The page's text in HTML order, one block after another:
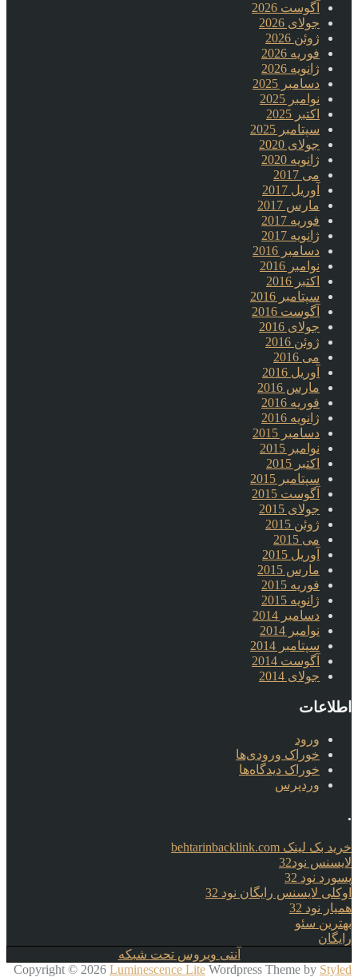
آگوست 2026
جولای 2026
ژوئن 2026
فوریه 2026
ژانویه 2026
دسامبر 2025
نوامبر 2025
اکتبر 2025
سپتامبر 2025
جولای 2020
ژانویه 2020
می 2017
آوریل 2017
مارس 2017
فوریه 2017
ژانویه 2017
دسامبر 2016
نوامبر 2016
اکتبر 2016
سپتامبر 2016
آگوست 2016
جولای 2016
ژوئن 2016
می 2016
آوریل 2016
مارس 2016
فوریه 2016
ژانویه 2016
دسامبر 2015
نوامبر 2015
اکتبر 2015
سپتامبر 2015
آگوست 2015
جولای 2015
ژوئن 2015
می 2015
آوریل 2015
مارس 2015
فوریه 2015
ژانویه 2015
دسامبر 2014
نوامبر 2014
سپتامبر 2014
آگوست 2014
جولای 2014
اطلاعات
ورود
خوراک ورودی‌ها
خوراک دیدگاه‌ها
وردپرس
.
خرید بک لینک behtarinbacklink.com
لایسنس نود32
پسورد نود 32
اوکلی لایسنس رایگان نود 32
همیار نود 32
بهترین سئو
رایگان
آنتی ویروس تحت شبکه
Copyright © 2026 Luminescence Lite Wordpress Theme by Styled